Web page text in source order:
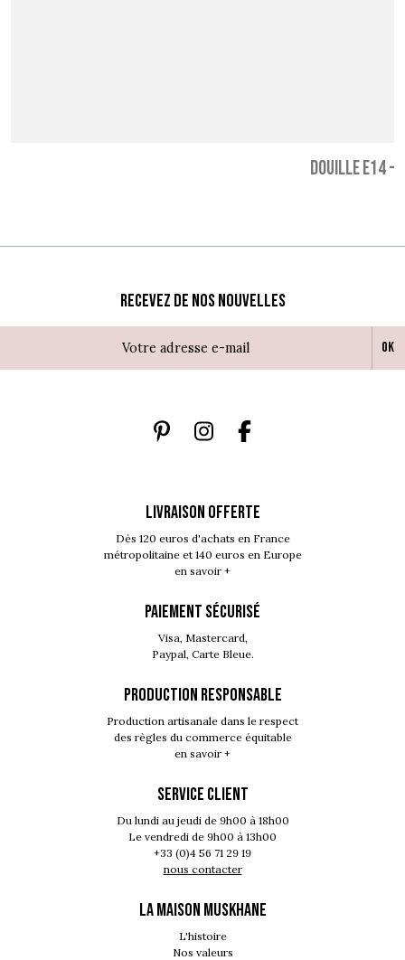
DOUILLE E14-
Recevez de nos nouvelles
Ok
LIVRAISON OFFERTE
Dès 120 euros d'achats en France
métropolitaine et 140 euros en Europe
en savoir +
PAIEMENT SÉCURISÉ
Visa, Mastercard,
Paypal, Carte Bleue.
PRODUCTION RESPONSABLE
Production artisanale dans le respect
des règles du commerce équitable
en savoir +
SERVICE CLIENT
Du lundi au jeudi de 9h00 à 18h00
Le vendredi de 9h00 à 13h00
+33 (0)4 56 71 29 19
nous contacter
LA MAISON MUSKHANE
L'histoire
Nos valeurs